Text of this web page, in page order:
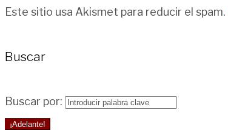
Este sitio usa Akismet para reducir el spam.
Buscar
Buscar por:
¡Adelante!